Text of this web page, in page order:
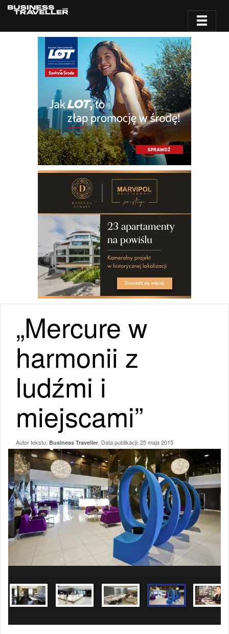
„Mercure w
harmonii z
ludźmi i
miejscami”
Autor tekstu: Business Traveller , Data publikacji: 25 maja 2015